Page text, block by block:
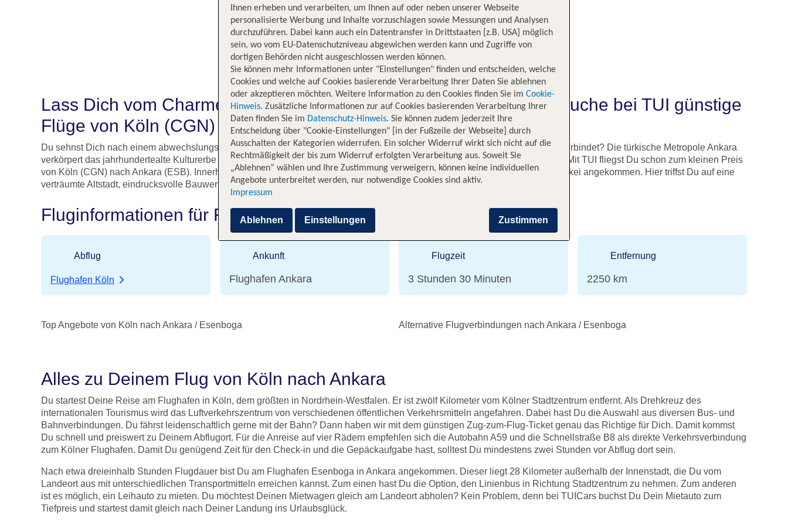
Lass Dich vom Charme der türkischen Hauptstadt bezaubern und buche bei TUI günstige
Flüge von Köln (CGN) nach Ankara (ESB)
Du sehnst Dich nach einem abwechslungsreichen Urlaub in einer Stadt, die modernes Lebensgefühl und orientalisches Flair verbindet? Die türkische Metropole Ankara
verkörpert das jahrhundertealte Kulturerbe verschiedenster Epochen und bietet ein reiches Unterhaltungsangebot für Urlauber. Mit TUI fliegst Du schon zum kleinen Preis
von Köln (CGN) nach Ankara (ESB). Innerhalb von dreieinhalb Stunden Flugzeit bist Du in der Millionenstadt im Herzen der Türkei angekommen. Hier triffst Du auf eine
verträumte Altstadt, eindrucksvolle Bauwerke, spannende Museen und vieles mehr.
Fluginformationen für Flüge von Köln nach Ankara
Abflug
Flughafen Köln
Ankunft
Flughafen Ankara
Flugzeit
3 Stunden 30 Minuten
Entfernung
2250 km
Top Angebote von Köln nach Ankara / Esenboga Alternative Flugverbindungen nach Ankara / Esenboga
Alles zu Deinem Flug von Köln nach Ankara
Du startest Deine Reise am Flughafen in Köln, dem größten in Nordrhein-Westfalen. Er ist zwölf Kilometer vom Kölner Stadtzentrum entfernt. Als Drehkreuz des
internationalen Tourismus wird das Luftverkehrszentrum von verschiedenen öffentlichen Verkehrsmitteln angefahren. Dabei hast Du die Auswahl aus diversen Bus- und
Bahnverbindungen. Du fährst leidenschaftlich gerne mit der Bahn? Dann haben wir mit dem günstigen Zug-zum-Flug-Ticket genau das Richtige für Dich. Damit kommst
Du schnell und preiswert zu Deinem Abflugort. Für die Anreise auf vier Rädern empfehlen sich die Autobahn A59 und die Schnellstraße B8 als direkte Verkehrsverbindung
zum Kölner Flughafen. Damit Du genügend Zeit für den Check-in und die Gepäckaufgabe hast, solltest Du mindestens zwei Stunden vor Abflug dort sein.
Nach etwa dreieinhalb Stunden Flugdauer bist Du am Flughafen Esenboga in Ankara angekommen. Dieser liegt 28 Kilometer außerhalb der Innenstadt, die Du vom
Landeort aus mit unterschiedlichen Transportmitteln erreichen kannst. Zum einen hast Du die Option, den Linienbus in Richtung Stadtzentrum zu nehmen. Zum anderen
ist es möglich, ein Leihauto zu mieten. Du möchtest Deinen Mietwagen gleich am Landeort abholen? Kein Problem, denn bei TUICars buchst Du Dein Mietauto zum
Tiefpreis und startest damit gleich nach Deiner Landung ins Urlaubsglück.
Ihnen erheben und verarbeiten, um Ihnen auf oder neben unserer Webseite
personalisierte Werbung und Inhalte vorzuschlagen sowie Messungen und Analysen
durchzuführen. Dabei kann auch ein Datentransfer in Drittstaaten [z.B. USA] möglich
sein, wo vom EU-Datenschutzniveau abgewichen werden kann und Zugriffe von
dortigen Behörden nicht ausgeschlossen werden können.
Sie können mehr Informationen unter "Einstellungen" finden und entscheiden, welche
Cookies und welche auf Cookies basierende Verarbeitung Ihrer Daten Sie ablehnen
oder akzeptieren möchten. Weitere Information zu den Cookies finden Sie im Cookie-
Hinweis. Zusätzliche Informationen zur auf Cookies basierenden Verarbeitung Ihrer
Daten finden Sie im Datenschutz-Hinweis. Sie können zudem jederzeit Ihre
Entscheidung über "Cookie-Einstellungen" [in der Fußzeile der Webseite] durch
Ausschalten der Kategorien widerrufen. Ein solcher Widerruf wirkt sich nicht auf die
Rechtmäßigkeit der bis zum Widerruf erfolgten Verarbeitung aus. Soweit Sie
„Ablehnen“ wählen und Ihre Zustimmung verweigern, können keine individuellen
Angebote unterbreitet werden, nur notwendige Cookies sind aktiv.
Impressum
Zustimmen
Ablehnen Einstellungen